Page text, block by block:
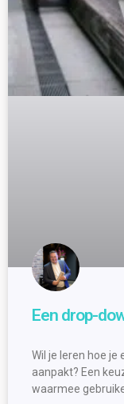
Een drop-
Wil je leren hoe je
aanpakt? Een
waarmee